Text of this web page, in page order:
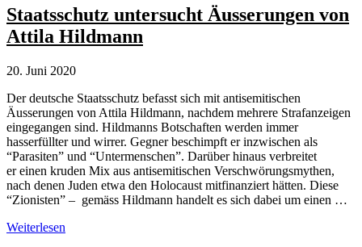
Explosion
in
Beirut
Staatsschutz untersucht Äusserungen von
Attila Hildmann
20. Juni 2020
Der deutsche Staatsschutz befasst sich mit antisemitischen
Äusserungen von Attila Hildmann, nachdem mehrere Strafanzeigen
eingegangen sind. Hildmanns Botschaften werden immer
hasserfüllter und wirrer. Gegner beschimpft er inzwischen als
“Parasiten” und “Untermenschen”. Darüber hinaus verbreitet
er einen kruden Mix aus antisemitischen Verschwörungsmythen,
nach denen Juden etwa den Holocaust mitfinanziert hätten. Diese
“Zionisten” – gemäss Hildmann handelt es sich dabei um einen …
Staatsschutz
Weiterlesen